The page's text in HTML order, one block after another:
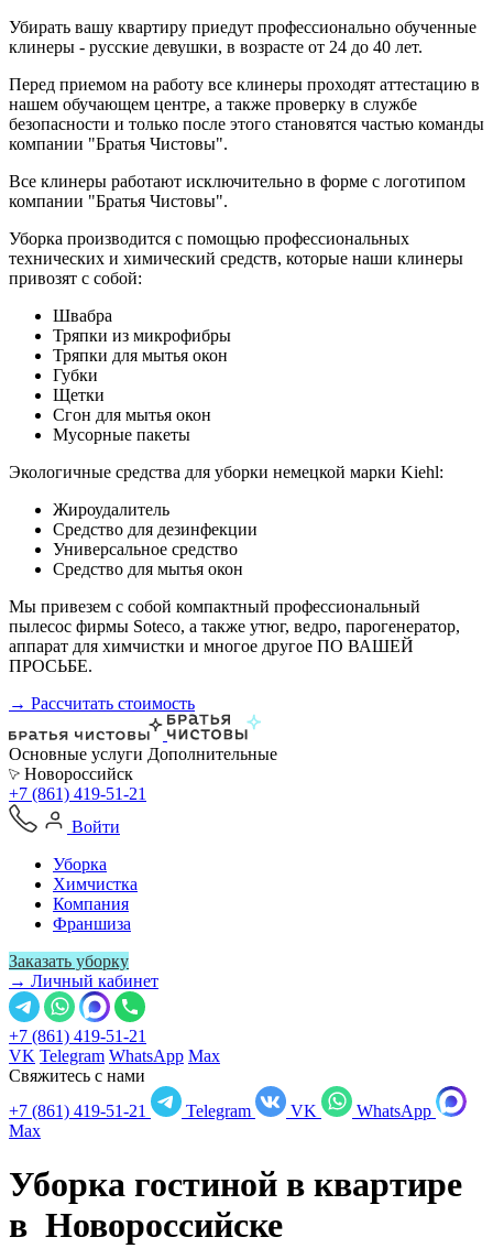
Убирать вашу квартиру приедут профессионально обученные
клинеры - русские девушки, в возрасте от 24 до 40 лет.
Перед приемом на работу все клинеры проходят аттестацию в
нашем обучающем центре, а также проверку в службе
безопасности и только после этого становятся частью команды
компании "Братья Чистовы".
Все клинеры работают исключительно в форме с логотипом
компании "Братья Чистовы".
Уборка производится с помощью профессиональных
технических и химический средств, которые наши клинеры
привозят с собой:
Швабра
Тряпки из микрофибры
Тряпки для мытья окон
Губки
Щетки
Сгон для мытья окон
Мусорные пакеты
Экологичные средства для уборки немецкой марки Kiehl:
Жироудалитель
Средство для дезинфекции
Универсальное средство
Средство для мытья окон
Мы привезем с собой компактный профессиональный
пылесос фирмы Soteco, а также утюг, ведро, парогенератор,
аппарат для химчистки и многое другое ПО ВАШЕЙ
ПРОСЬБЕ.
→ Рассчитать стоимость
Основные услуги Дополнительные
Новороссийск
+7 (861) 419-51-21
Войти
Уборка
Химчистка
Компания
Франшиза
Заказать уборку
→ Личный кабинет
+7 (861) 419-51-21
VK Telegram WhatsApp Max
Свяжитесь с нами
+7 (861) 419-51-21
Telegram VK
WhatsApp
Max
Уборка гостиной в квартире
в Новороссийске